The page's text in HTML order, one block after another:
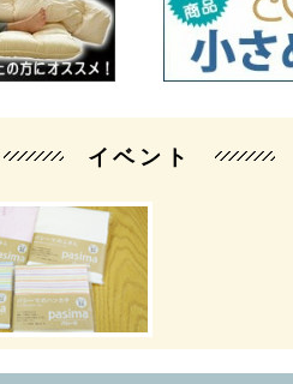
イベント